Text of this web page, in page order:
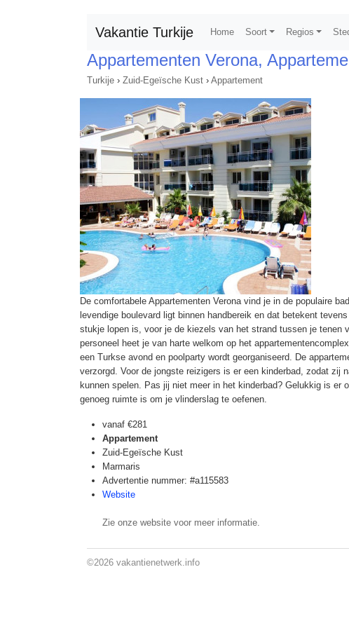
Vakantie Turkije Home Soort Regios
Appartementen Verona,
Turkije › Zuid-Egeïsche Kust › Appartement
De comfortabele Appartementen Verona vind je in de populaire
levendige boulevard ligt binnen handbereik en dat betekent
stukje lopen is, voor je de kiezels van het strand tussen je tenen
personeel heet je van harte welkom op het
een Turkse avond en poolparty wordt georganiseerd. De
verzorgd. Voor de jongste reizigers is er een kinderbad, zodat zij
kunnen spelen. Pas jij niet meer in het kinderbad? Gelukkig is er
genoeg ruimte is om je vlinderslag te oefenen.
vanaf €281
Appartement
Zuid-Egeïsche Kust
Marmaris
Advertentie nummer: #a115583
Website
Zie onze website voor meer informatie.
©2026 vakantienetwerk.info